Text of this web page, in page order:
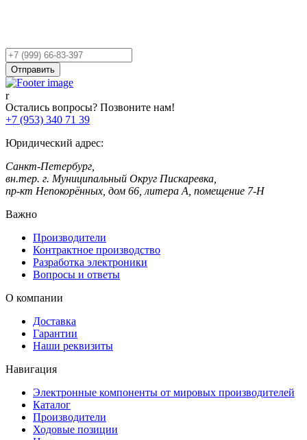
Ваш
телефон
Отправить
Остались вопросы? Позвоните нам!
+7 (953) 340 71 39
Юридический адрес:
Санкт-Петербург,
вн.тер. г. Муниципальный Округ Пискаревка,
пр-кт Непокорённых, дом 66, литера А, помещение 7-Н
Важно
Производители
Контрактное производство
Разработка электроники
Вопросы и ответы
О компании
Доставка
Гарантии
Наши реквизиты
Навигация
Электронные компоненты от мировых производителей
Каталог
Производители
Ходовые позиции